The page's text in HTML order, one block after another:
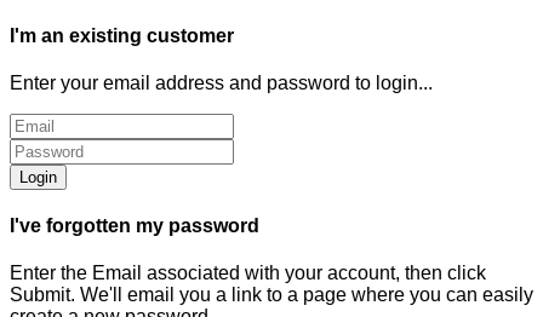
I'm an existing customer
Enter your email address and password to login...
Login
I've forgotten my password
Enter the Email associated with your account, then click
Submit. We'll email you a link to a page where you can easily